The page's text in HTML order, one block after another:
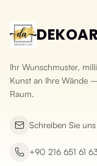
Ihr Wunschmuster,
Kunst an Ihre Wände
Raum.
Schreiben Sie uns
+90 216 651 61